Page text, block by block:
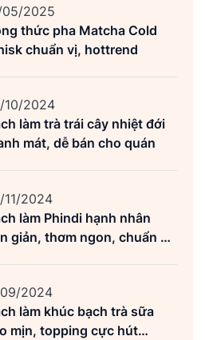
05/2025
thức pha Matcha Cold
chuẩn vị, hottrend
10/2024
làm trà trái cây nhiệt đới
mát, dễ bán cho quán
11/2024
làm Phindi hạnh nhân
giản, thơm ngon, chuẩn vị
09/2024
làm khúc bạch trà sữa
mịn, topping cực hút